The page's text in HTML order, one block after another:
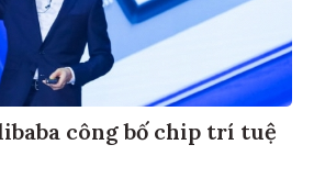
công bố chip trí tuệ